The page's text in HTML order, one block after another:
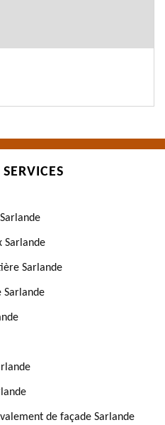
Sarlande
Sarlande
Sarlande
de façade Sarlande